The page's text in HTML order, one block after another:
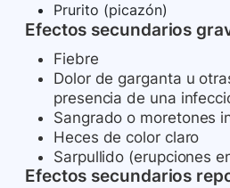
Prurito (picazón)
Efectos secundarios
Fiebre
Dolor de garganta u
presencia de una
Sangrado o moretones
Heces de color claro
Sarpullido (erupciones
Efectos secundarios